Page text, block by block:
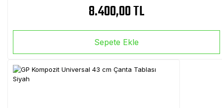
8.400,00 TL
Sepete Ekle